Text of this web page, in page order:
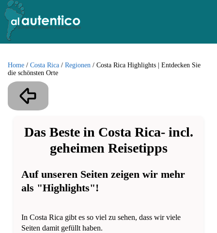
Home / Costa Rica / Regionen / Costa Rica Highlights | Entdecken Sie
die schönsten Orte
Das Beste in Costa Rica- incl.
geheimen Reisetipps
Auf unseren Seiten zeigen wir mehr
als "Highlights"!
In Costa Rica gibt es so viel zu sehen, dass wir viele
Seiten damit gefüllt haben.